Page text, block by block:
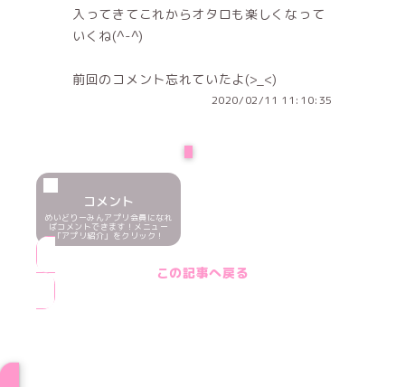
入ってきてこれからオタロも楽しくなって
いくね(^-^)
前回のコメント忘れていたよ(>_<)
2020/02/11 11:10:35
PREV
コメント
めいどりーみんアプリ会員になれ
ばコメントできます！メニュー
「アプリ紹介」をクリック！
この記事へ戻る